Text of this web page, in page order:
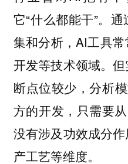
它“什么都能干”。
集和分析，AI工具
开发等技术领域。
断点位较少，分析
方的开发，只需要
没有涉及功效成分
产工艺等维度。